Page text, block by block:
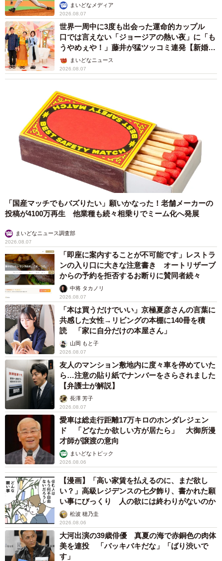
「爪とぎ」は爪を削っているのではなくて、「爪を鋭く尖らせるための
行動」ですよ！とにゃんとすさん
か」まいどなメディア
2026.08.07
世界一周中に3度も出会った運命的カップル
口では言えない「ジョージアの熱い夜」に「も
うやめぇや！」藤井が猛ツッコミ連発【新婚さ
ん】まいどなニュース
2026.08.07
「国産マッチでもバズりたい」願いかなった！老舗メーカーの
投稿が4100万再生 他業種も続々相乗りでミーム化へ発展
まいどなニュース調査部
2026.08.07
「即座に案内することが不可能です」レストラ
ンの入り口に大きな注意書き オートリザーブ
からの予約を拒否するお断りに賛同者続々
中将 タカノリ
2026.08.07
「本は買うだけでいい」京極夏彦さんの言葉に
共感した女性→リビングの本棚に140冊を積
読 「家に自分だけの本屋さん」
山岡 もと子
2026.08.07
友人のマンション敷地内に度々車を停めていた
ら…注意の貼り紙でナンバーをさらされました
【弁護士が解説】
長澤 芳子
2026.08.07
愛車は総走行距離17万キロのホンダレジェン
ド 「どなたか欲しい方が居たら」 大御所漫
才師が譲渡の意向
まいどなトピック
2026.08.06
【漫画】「高い家賃を払えるのに、まだ欲し
い？」高級レジデンスの七夕飾り、書かれた願
い事にびっくり 人の欲には終わりがないのか
松波 穂乃圭
2026.08.06
大河出演の39歳俳優 真夏の海で赤銅色の肉体
美を連投 「バッキバキだな」「ばり渋いで
す」